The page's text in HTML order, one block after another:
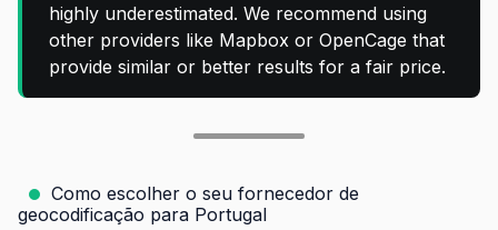
highly underestimated. We recommend using
other providers like Mapbox or OpenCage that
provide similar or better results for a fair price.
Como escolher o seu fornecedor de
geocodificação para Portugal